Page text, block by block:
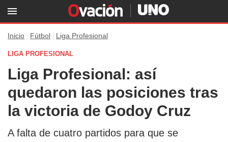
Inicio Fútbol Liga Profesional
LIGA PROFESIONAL
Liga Profesional: así
quedaron las posiciones tras
la victoria de Godoy Cruz
A falta de cuatro partidos para que se